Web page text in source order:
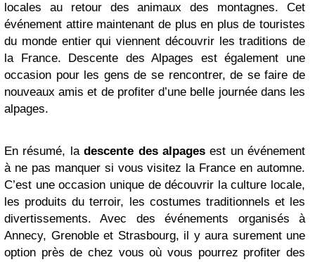
locales au retour des animaux des montagnes. Cet
événement attire maintenant de plus en plus de touristes
du monde entier qui viennent découvrir les traditions de
la France. Descente des Alpages est également une
occasion pour les gens de se rencontrer, de se faire de
nouveaux amis et de profiter d’une belle journée dans les
alpages.
En résumé, ladescente des alpagesest un événement
à ne pas manquer si vous visitez la France en automne.
C’est une occasion unique de découvrir la culture locale,
les produits du terroir, les costumes traditionnels et les
divertissements. Avec des événements organisés à
Annecy, Grenoble et Strasbourg, il y aura surement une
option près de chez vous où vous pourrez profiter des